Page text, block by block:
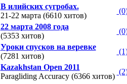
В илийских сугробах.
21-22 марта (6610 хитов)
22 марта 2008 года
(5353 хитов)
Уроки спусков на веревке
(7281 хитов)
Kazakhstan Open 2011
Paragliding Accuracy (6366 хитов)